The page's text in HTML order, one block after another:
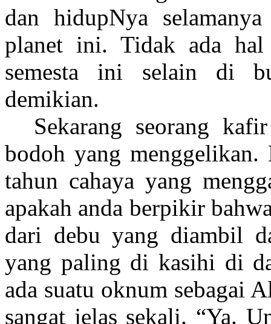
dan hidupNya
planet ini. Tidak ada
semesta ini selain di
demikian.
Sekarang seorang
bodoh yang
tahun cahaya yang
apakah anda berpikir
dari debu yang diambil
yang paling di kasihi di
ada suatu oknum sebagai
sangat jelas sekali. “Ya.